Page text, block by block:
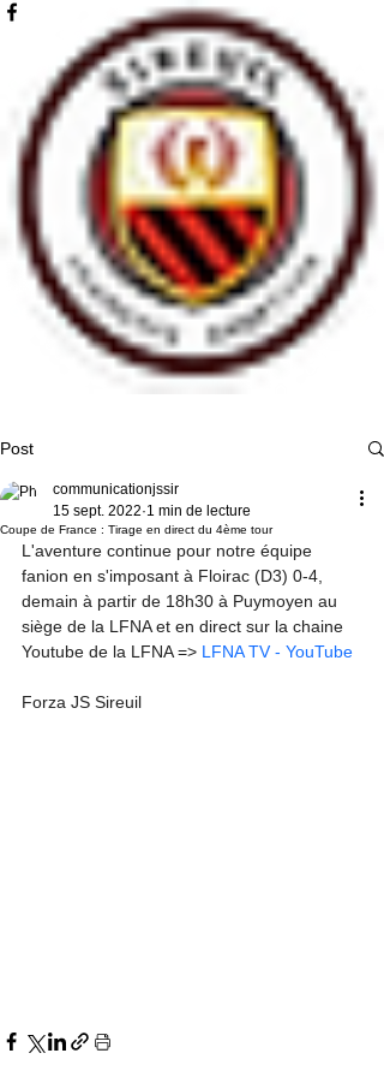
Post
Coupe de France : Tirage en direct du 4ème tour
communicationjssir
15 sept. 2022 1 min de lecture
L'aventure continue pour notre équipe
fanion en s'imposant à Floirac (D3) 0-4,
demain à partir de 18h30 à Puymoyen au
siège de la LFNA et en direct sur la chaine
Youtube de la LFNA => LFNA TV - YouTube
Forza JS Sireuil